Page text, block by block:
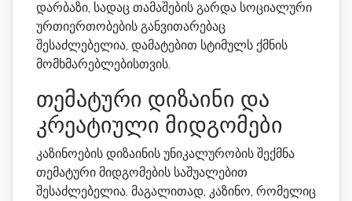
დარბაზი, სადაც თამაშების გარდა სოციალური
ურთიერთობების განვითარებაც
შესაძლებელია, დამატებით სტიმულს ქმნის
მომხმარებლებისთვის.
თემატური დიზაინი და
კრეატიული მიდგომები
კაზინოების დიზაინის უნიკალურობის შექმნა
თემატური მიდგომების საშუალებით
შესაძლებელია. მაგალითად, კაზინო, რომელიც